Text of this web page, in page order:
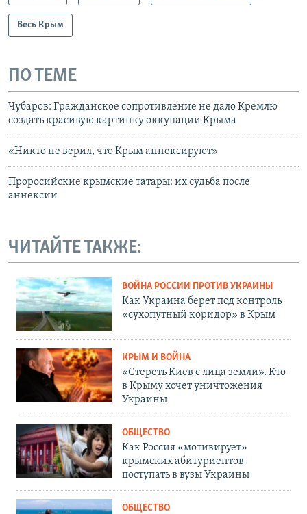
Весь Крым
ПО ТЕМЕ
Чубаров: Гражданское сопротивление не дало Кремлю
создать красивую картинку оккупации Крыма
«Никто не верил, что Крым аннексируют»
Проросийские крымские татары: их судьба после
аннексии
ЧИТАЙТЕ ТАКЖЕ:
ВОЙНА РОССИИ ПРОТИВ УКРАИНЫ
Как Украина берет под контроль
«сухопутный коридор» в Крым
КРЫМ И ВОЙНА
«Стереть Киев с лица земли». Кто
в Крыму хочет уничтожения
Украины
ОБЩЕСТВО
Как Россия «мотивирует»
крымских абитуриентов
поступать в вузы Украины
ОБЩЕСТВО